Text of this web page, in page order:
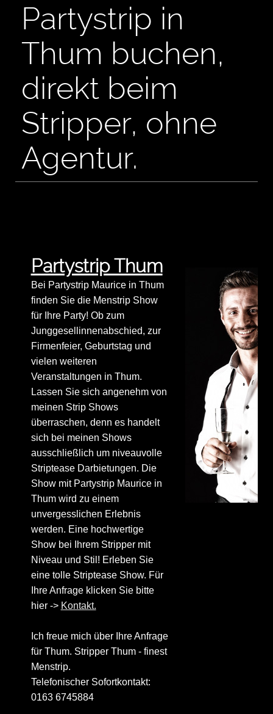
Partystrip in
Thum buchen,
direkt beim
Stripper, ohne
Agentur.
Partystrip Thum
Bei Partystrip Maurice in Thum
finden Sie die Menstrip Show
für Ihre Party! Ob zum
Junggesellinnenabschied, zur
Firmenfeier, Geburtstag und
vielen weiteren
Veranstaltungen in Thum.
Lassen Sie sich angenehm von
meinen Strip Shows
überraschen, denn es handelt
sich bei meinen Shows
ausschließlich um niveauvolle
Striptease Darbietungen. Die
Show mit Partystrip Maurice in
Thum wird zu einem
unvergesslichen Erlebnis
werden. Eine hochwertige
Show bei Ihrem Stripper mit
Niveau und Stil! Erleben Sie
eine tolle Striptease Show. Für
Ihre Anfrage klicken Sie bitte
hier -> Kontakt.
Ich freue mich über Ihre Anfrage
für Thum. Stripper Thum - finest
Menstrip.
Telefonischer Sofortkontakt:
0163 6745884